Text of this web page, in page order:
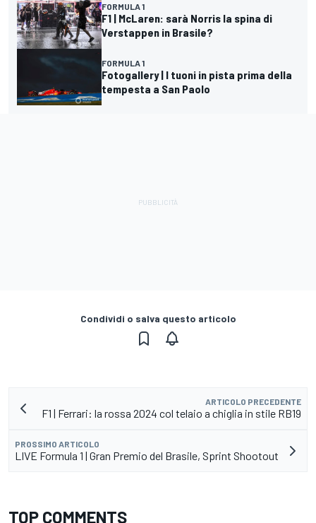
FORMULA 1
F1 | McLaren: sarà Norris la spina di
Verstappen in Brasile?
FORMULA 1
Fotogallery | I tuoni in pista prima della
tempesta a San Paolo
Condividi o salva questo articolo
ARTICOLO PRECEDENTE
F1 | Ferrari: la rossa 2024 col telaio a chiglia in stile RB19
PROSSIMO ARTICOLO
LIVE Formula 1 | Gran Premio del Brasile, Sprint Shootout
TOP COMMENTS